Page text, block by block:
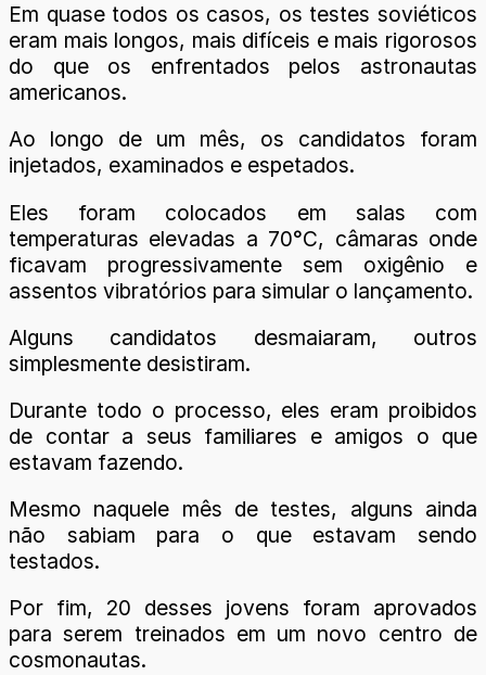
Em quase todos os casos, os testes soviéticos
eram mais longos, mais difíceis e mais rigorosos
do que os enfrentados pelos astronautas
americanos.
Ao longo de um mês, os candidatos foram
injetados, examinados e espetados.
Eles foram colocados em salas com
temperaturas elevadas a 70°C, câmaras onde
ficavam progressivamente sem oxigênio e
assentos vibratórios para simular o lançamento.
Alguns candidatos desmaiaram, outros
simplesmente desistiram.
Durante todo o processo, eles eram proibidos
de contar a seus familiares e amigos o que
estavam fazendo.
Mesmo naquele mês de testes, alguns ainda
não sabiam para o que estavam sendo
testados.
Por fim, 20 desses jovens foram aprovados
para serem treinados em um novo centro de
cosmonautas.